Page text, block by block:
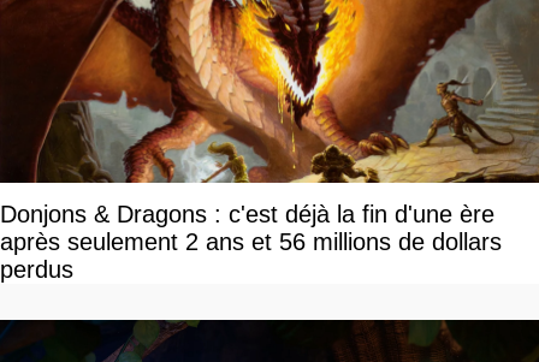
Donjons & Dragons : c'est déjà la fin d'une ère
après seulement 2 ans et 56 millions de dollars
perdus